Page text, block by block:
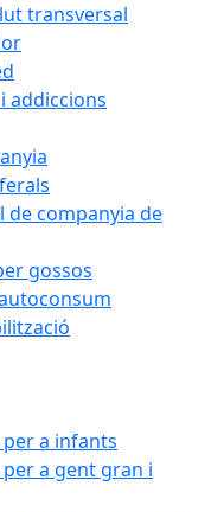
transversal
addiccions
de companyia de
gossos
a infants
a gent gran i